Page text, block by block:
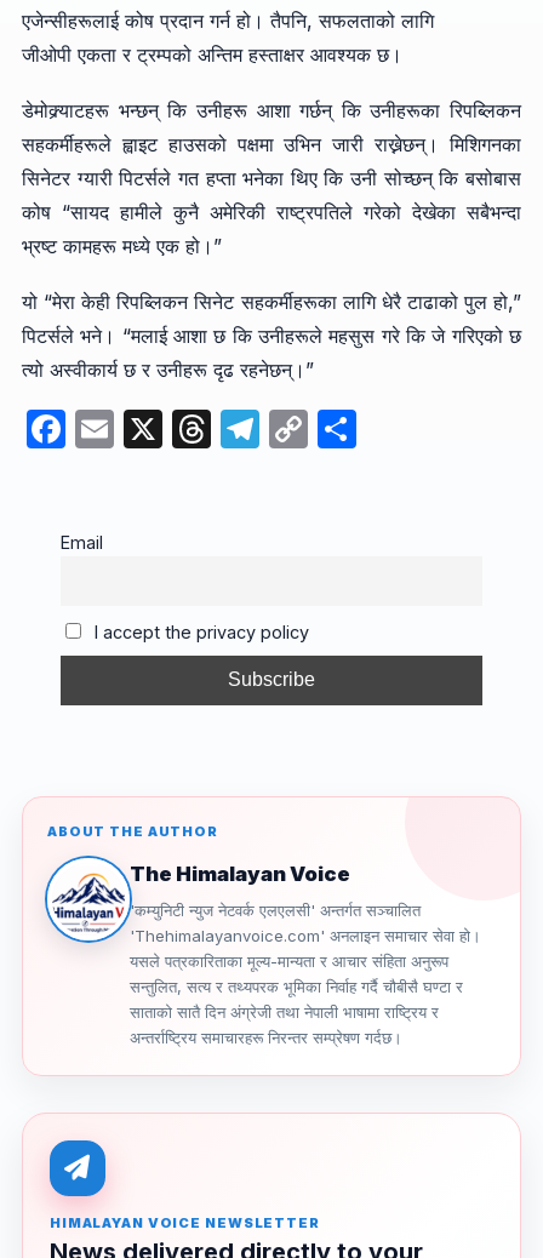
एजेन्सीहरूलाई कोष प्रदान गर्न हो। तैपनि, सफलताको लागि
जीओपी एकता र ट्रम्पको अन्तिम हस्ताक्षर आवश्यक छ।
डेमोक्र्याटहरू भन्छन् कि उनीहरू आशा गर्छन् कि उनीहरूका रिपब्लिकन
सहकर्मीहरूले ह्वाइट हाउसको पक्षमा उभिन जारी राख्नेछन्। मिशिगनका
सिनेटर ग्यारी पिटर्सले गत हप्ता भनेका थिए कि उनी सोच्छन् कि बसोबास
कोष “सायद हामीले कुनै अमेरिकी राष्ट्रपतिले गरेको देखेका सबैभन्दा
भ्रष्ट कामहरू मध्ये एक हो।”
यो “मेरा केही रिपब्लिकन सिनेट सहकर्मीहरूका लागि धेरै टाढाको पुल हो,”
पिटर्सले भने। “मलाई आशा छ कि उनीहरूले महसुस गरे कि जे गरिएको छ
त्यो अस्वीकार्य छ र उनीहरू दृढ रहनेछन्।”
F
e
o
o
k
E X T
s
T
m
C
n
k
S
Email
I accept the privacy policy
ABOUT THE AUTHOR
The Himalayan Voice
'कम्युनिटी न्युज नेटवर्क एलएलसी' अन्तर्गत सञ्चालित
'Thehimalayanvoice.com' अनलाइन समाचार सेवा हो।
यसले पत्रकारिताका मूल्य-मान्यता र आचार संहिता अनुरूप
सन्तुलित, सत्य र तथ्यपरक भूमिका निर्वाह गर्दै चौबीसै घण्टा र
साताको सातै दिन अंग्रेजी तथा नेपाली भाषामा राष्ट्रिय र
अन्तर्राष्ट्रिय समाचारहरू निरन्तर सम्प्रेषण गर्दछ।
HIMALAYAN VOICE NEWSLETTER
News delivered directly to your